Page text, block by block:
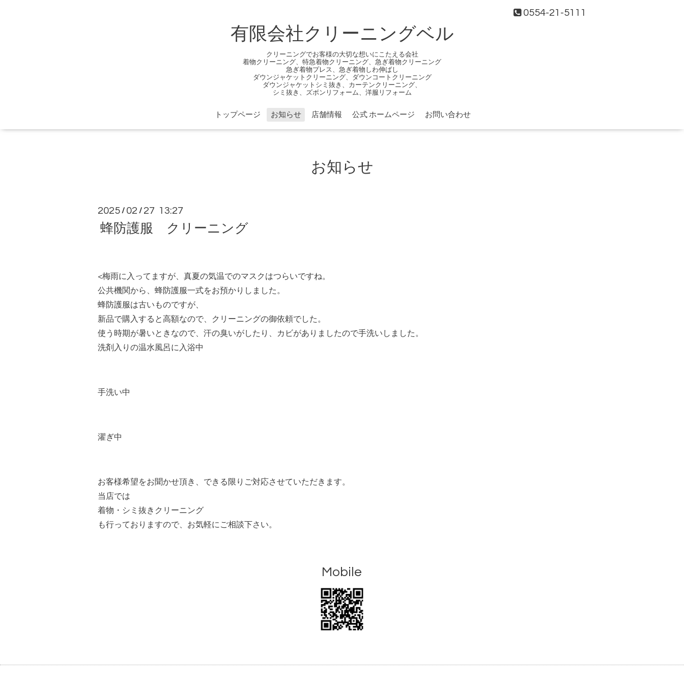
0554-21-5111
有限会社クリーニングベル
クリーニングでお客様の大切な想いにこたえる会社
着物クリーニング、特急着物クリーニング、急ぎ着物クリーニング
急ぎ着物プレス、急ぎ着物しわ伸ばし
ダウンジャケットクリーニング、ダウンコートクリーニング
ダウンジャケットシミ抜き、カーテンクリーニング、
シミ抜き、ズボンリフォーム、洋服リフォーム
トップページ お知らせ 店舗情報 公式 ホームページ お問い合わせ
お知らせ
2025 / 02 / 27 13:27
蜂防護服 クリーニング
<梅雨に入ってますが、真夏の気温でのマスクはつらいですね。
公共機関から、蜂防護服一式をお預かりしました。
蜂防護服は古いものですが、
新品で購入すると高額なので、クリーニングの御依頼でした。
使う時期が暑いときなので、汗の臭いがしたり、カビがありましたので手洗いしました。
洗剤入りの温水風呂に入浴中
手洗い中
濯ぎ中
お客様希望をお聞かせ頂き、できる限りご対応させていただきます。
当店では
着物・シミ抜きクリーニング
も行っておりますので、お気軽にご相談下さい。
Mobile